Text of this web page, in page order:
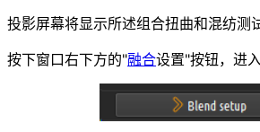
投影屏幕将显示所述组合扭曲和混纺测
按下窗口右下方的"融合设置"按钮，进